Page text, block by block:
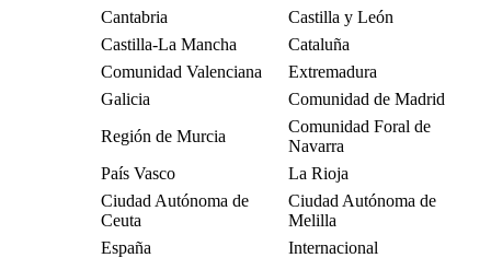
Cantabria
Castilla y León
Castilla-La Mancha
Cataluña
Comunidad Valenciana
Extremadura
Galicia
Comunidad de Madrid
Región de Murcia
Comunidad Foral de
Navarra
País Vasco
La Rioja
Ciudad Autónoma de
Ceuta
Ciudad Autónoma de
Melilla
España
Internacional